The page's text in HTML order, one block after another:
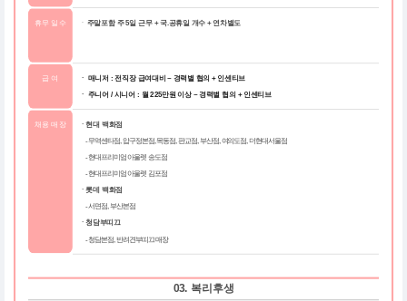
휴무 일수 ㆍ 주말포함 주 5일 근무 + 국.공휴일 개수 + 연차별도
급 여 ㆍ 매니저 : 전직장 급여대비 ~ 경력별 협의 + 인센티브
ㆍ 주니어 / 시니어 : 월 225만원 이상 ~ 경력별 협의 + 인센티브
채용 매장 ㆍ현대 백화점
- 무역센타점, 압구정본점, 목동점, 판교점, 부산점, 여의도점, 더현대서울점
- 현대프리미엄 아울렛 송도점
- 현대프리미엄 아울렛 김포점
ㆍ롯데 백화점
- 서면점, 부산본점
ㆍ청담부띠끄
- 청담본점, 반려견부띠끄 매장
03. 복리후생